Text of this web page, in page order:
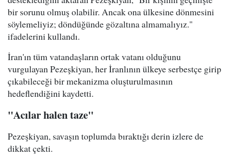
bir sorunu olmuş olabilir. Ancak ona ülkesine dönmesini
söylemeliyiz; döndüğünde gözaltına almamalıyız."
ifadelerini kullandı.
İran'ın tüm vatandaşların ortak vatanı olduğunu
vurgulayan Pezeşkiyan, her İranlının ülkeye serbestçe girip
çıkabileceği bir mekanizma oluşturulmasının
hedeflendiğini kaydetti.
"Acılar halen taze"
Pezeşkiyan, savaşın toplumda bıraktığı derin izlere de
dikkat çekti.